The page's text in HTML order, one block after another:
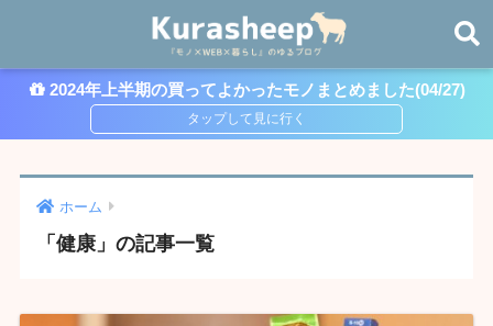
2024年上半期の買ってよかったモノまとめました(04/27)
ホーム
「健康」の記事一覧